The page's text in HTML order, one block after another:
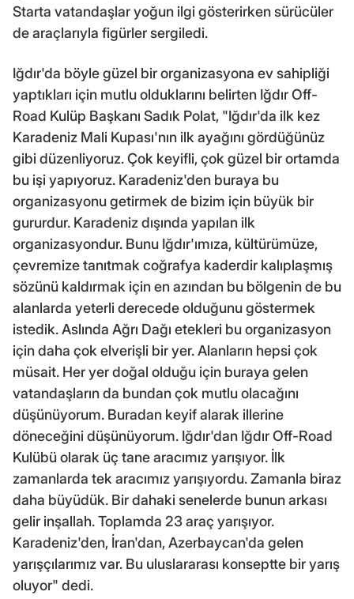
Starta vatandaşlar yoğun ilgi gösterirken sürücüler
de araçlarıyla figürler sergiledi.
Iğdır'da böyle güzel bir organizasyona ev sahipliği
yaptıkları için mutlu olduklarını belirten Iğdır Off-
Road Kulüp Başkanı Sadık Polat, "Iğdır'da ilk kez
Karadeniz Mali Kupası'nın ilk ayağını gördüğünüz
gibi düzenliyoruz. Çok keyifli, çok güzel bir ortamda
bu işi yapıyoruz. Karadeniz'den buraya bu
organizasyonu getirmek de bizim için büyük bir
gururdur. Karadeniz dışında yapılan ilk
organizasyondur. Bunu Iğdır'ımıza, kültürümüze,
çevremize tanıtmak coğrafya kaderdir kalıplaşmış
sözünü kaldırmak için en azından bu bölgenin de bu
alanlarda yeterli derecede olduğunu göstermek
istedik. Aslında Ağrı Dağı etekleri bu organizasyon
için daha çok elverişli bir yer. Alanların hepsi çok
müsait. Her yer doğal olduğu için buraya gelen
vatandaşların da bundan çok mutlu olacağını
düşünüyorum. Buradan keyif alarak illerine
döneceğini düşünüyorum. Iğdır'dan Iğdır Off-Road
Kulübü olarak üç tane aracımız yarışıyor. İlk
zamanlarda tek aracımız yarışıyordu. Zamanla biraz
daha büyüdük. Bir dahaki senelerde bunun arkası
gelir inşallah. Toplamda 23 araç yarışıyor.
Karadeniz'den, İran'dan, Azerbaycan'da gelen
yarışçılarımız var. Bu uluslararası konseptte bir yarış
oluyor" dedi.